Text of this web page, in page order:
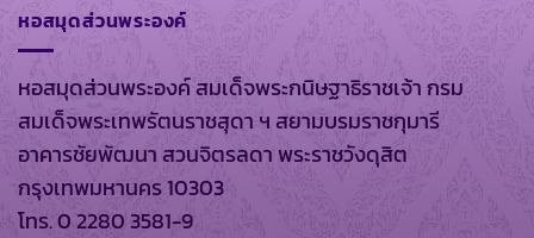
หอสมุดส่วนพระองค์
หอสมุดส่วนพระองค์ สมเด็จพระกนิษฐาธิราชเจ้า กรม
สมเด็จพระเทพรัตนราชสุดา ฯ สยามบรมราชกุมารี
อาคารชัยพัฒนา สวนจิตรลดา พระราชวังดุสิต
กรุงเทพมหานคร 10303
โทร. 0 2280 3581-9